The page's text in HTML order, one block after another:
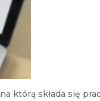
którą składa się